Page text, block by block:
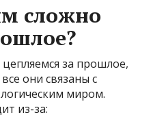
сложно
за прошлое,
они связаны с
миром.
из-за: